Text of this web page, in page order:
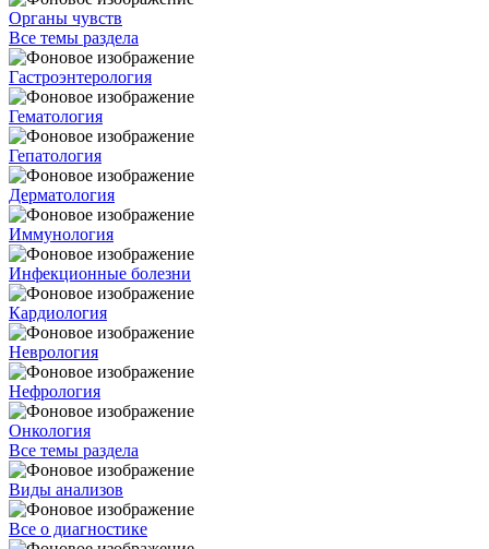
Органы чувств
Все темы раздела
Гастроэнтерология
Гематология
Гепатология
Дерматология
Иммунология
Инфекционные болезни
Кардиология
Неврология
Нефрология
Онкология
Все темы раздела
Виды анализов
Все о диагностике